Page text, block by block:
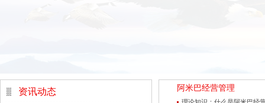
资讯动态 阿米巴经营管理